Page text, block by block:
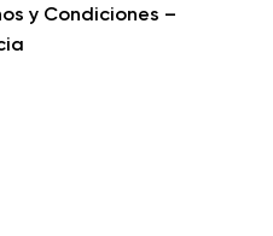
y Condiciones –